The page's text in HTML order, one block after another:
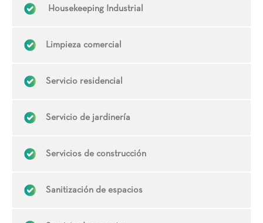
Housekeeping Industrial
Limpieza comercial
Servicio residencial
Servicio de jardinería
Servicios de construcción
Sanitización de espacios